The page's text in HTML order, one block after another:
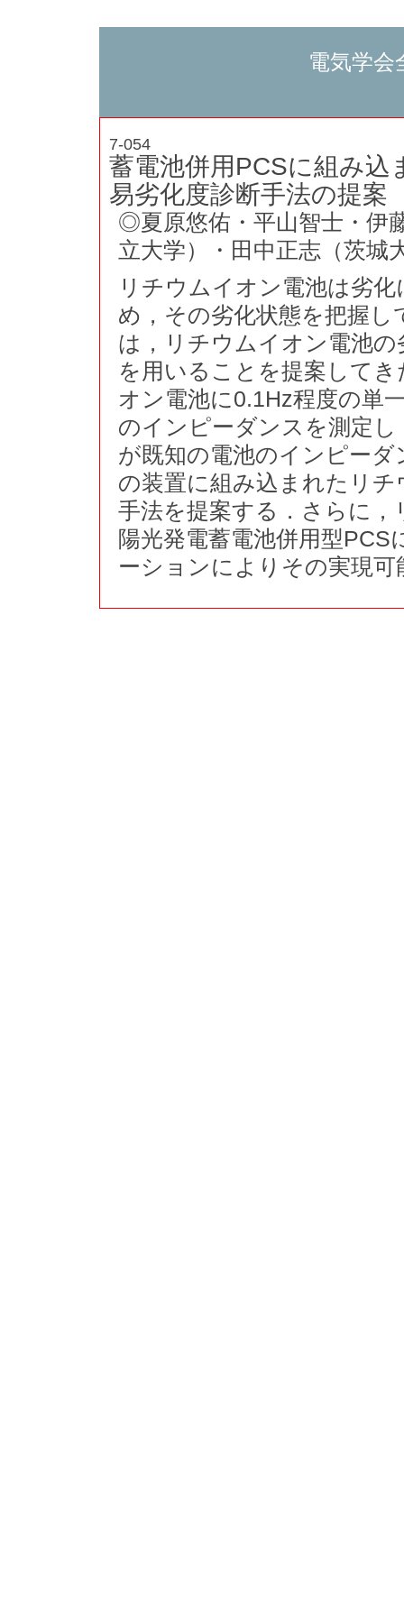
電気学会
7-054
蓄電池併用PCSに組み
易劣化度診断手法の提案
◎夏原悠佑・平山智士・伊
立大学）・田中正志（茨城
リチウムイオン電池は劣
め，その劣化状態を把握
は，リチウムイオン電池
を用いることを提案して
オン電池に0.1Hz程度の単
のインピーダンスを測定
が既知の電池のインピー
の装置に組み込まれたリ
手法を提案する．さらに
陽光発電蓄電池併用型
ーションによりその実現可